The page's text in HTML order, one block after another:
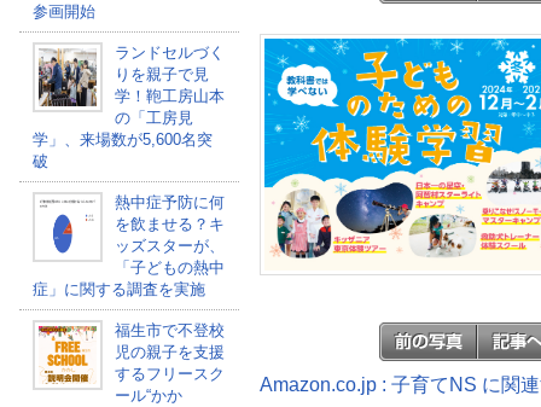
参画開始
ランドセルづく
りを親子で見
学！鞄工房山本
の「工房見
学」、来場数が5,600名突
破
熱中症予防に何
を飲ませる？キ
ッズスターが、
「子どもの熱中
症」に関する調査を実施
福生市で不登校
児の親子を支援
するフリースク
ール“かか
Amazon.co.jp : 子育てNS に関